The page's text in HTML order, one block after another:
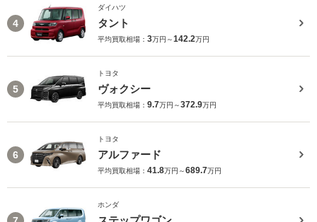
4
ダイハツ
タント
平均買取相場： 3万円～142.2万円
5
トヨタ
ヴォクシー
平均買取相場： 9.7万円～372.9万円
6
トヨタ
アルファード
平均買取相場： 41.8万円～689.7万円
ホンダ